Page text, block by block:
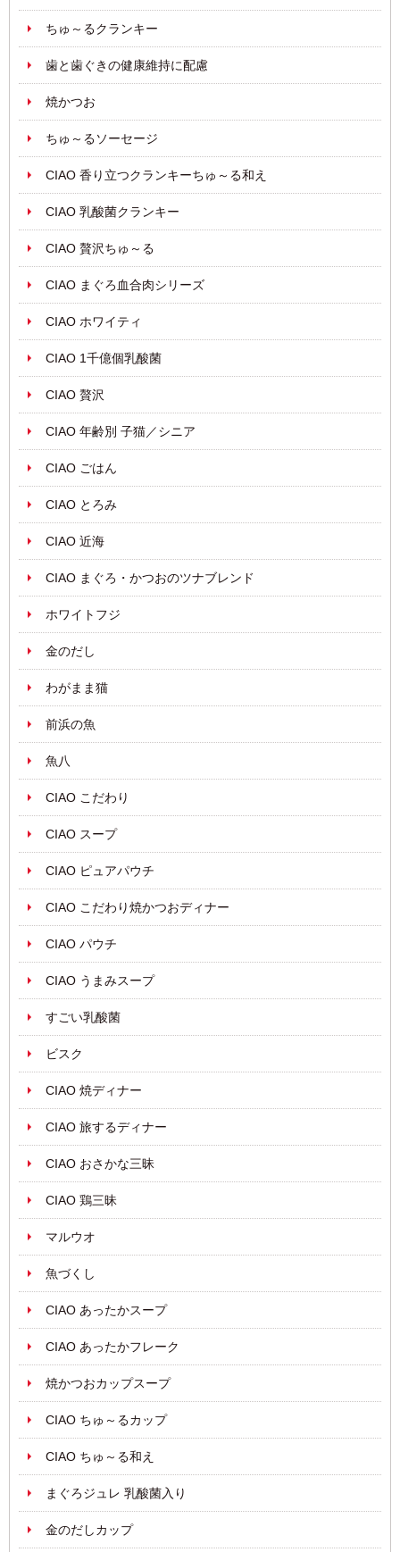
ちゅ～るクランキー
歯と歯ぐきの健康維持に配慮
焼かつお
ちゅ～るソーセージ
CIAO 香り立つクランキーちゅ～る和え
CIAO 乳酸菌クランキー
CIAO 贅沢ちゅ～る
CIAO まぐろ血合肉シリーズ
CIAO ホワイティ
CIAO 1千億個乳酸菌
CIAO 贅沢
CIAO 年齢別 子猫／シニア
CIAO ごはん
CIAO とろみ
CIAO 近海
CIAO まぐろ・かつおのツナブレンド
ホワイトフジ
金のだし
わがまま猫
前浜の魚
魚八
CIAO こだわり
CIAO スープ
CIAO ピュアパウチ
CIAO こだわり焼かつおディナー
CIAO パウチ
CIAO うまみスープ
すごい乳酸菌
ビスク
CIAO 焼ディナー
CIAO 旅するディナー
CIAO おさかな三昧
CIAO 鶏三昧
マルウオ
魚づくし
CIAO あったかスープ
CIAO あったかフレーク
焼かつおカップスープ
CIAO ちゅ～るカップ
CIAO ちゅ～る和え
まぐろジュレ 乳酸菌入り
金のだしカップ